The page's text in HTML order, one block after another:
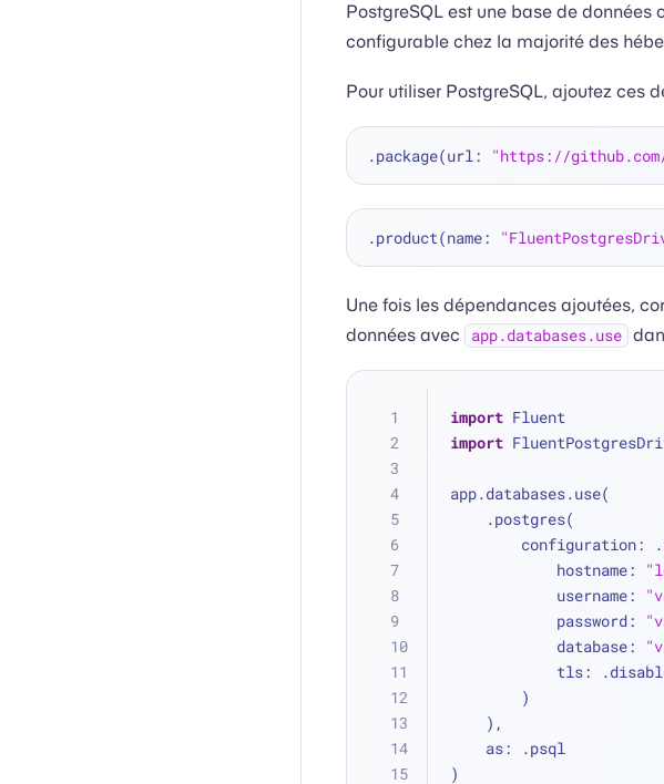
PostgreSQL est une base de données
configurable chez la majorité des
Pour utiliser PostgreSQL, ajoutez ces
.package(url: "https://
.product(name:
Une fois les dépendances ajoutées,
données avec
app.databases.use
import Fluent
import
app.databases.use(
    .postgres(
        configuration: .
            hostname:
            username:
            password:
            database:
tls:
        )
    ),
    as: .psql
)